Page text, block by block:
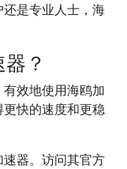
是专业人士，海
？
有效地使用海鸥加
快的速度和更稳
器。访问其官方